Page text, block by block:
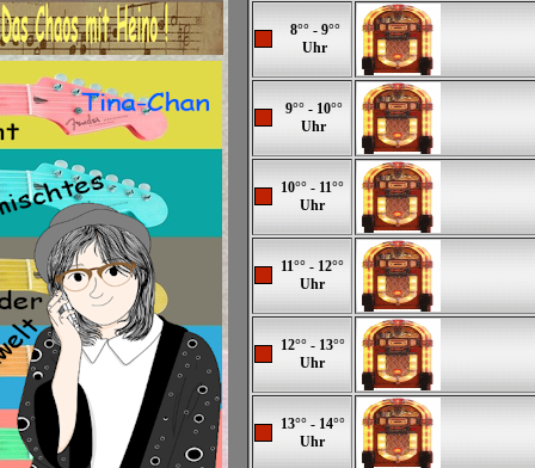
8°° - 9°°
Uhr
9°° - 10°°
Uhr
10°° - 11°°
Uhr
11°° - 12°°
Uhr
12°° - 13°°
Uhr
13°° - 14°°
Uhr